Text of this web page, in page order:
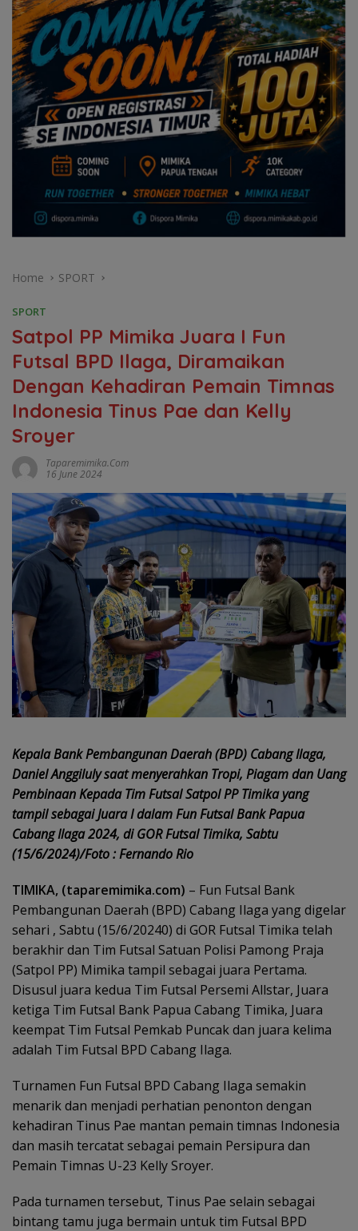
Home SPORT
SPORT
Satpol PP Mimika Juara I Fun
Futsal BPD Ilaga, Diramaikan
Dengan Kehadiran Pemain Timnas
Indonesia Tinus Pae dan Kelly
Sroyer
Taparemimika.com
16 June 2024
Kepala Bank Pembangunan Daerah (BPD) Cabang Ilaga,
Daniel Anggiluly saat menyerahkan Tropi, Piagam dan Uang
Pembinaan Kepada Tim Futsal Satpol PP Timika yang
tampil sebagai Juara I dalam Fun Futsal Bank Papua
Cabang Ilaga 2024, di GOR Futsal Timika, Sabtu
(15/6/2024)/Foto : Fernando Rio
TIMIKA, (taparemimika.com) – Fun Futsal Bank
Pembangunan Daerah (BPD) Cabang Ilaga yang digelar
sehari , Sabtu (15/6/20240) di GOR Futsal Timika telah
berakhir dan Tim Futsal Satuan Polisi Pamong Praja
(Satpol PP) Mimika tampil sebagai juara Pertama.
Disusul juara kedua Tim Futsal Persemi Allstar, Juara
ketiga Tim Futsal Bank Papua Cabang Timika, Juara
keempat Tim Futsal Pemkab Puncak dan juara kelima
adalah Tim Futsal BPD Cabang Ilaga.
Turnamen Fun Futsal BPD Cabang Ilaga semakin
menarik dan menjadi perhatian penonton dengan
kehadiran Tinus Pae mantan pemain timnas Indonesia
dan masih tercatat sebagai pemain Persipura dan
Pemain Timnas U-23 Kelly Sroyer.
Pada turnamen tersebut, Tinus Pae selain sebagai
bintang tamu juga bermain untuk tim Futsal BPD